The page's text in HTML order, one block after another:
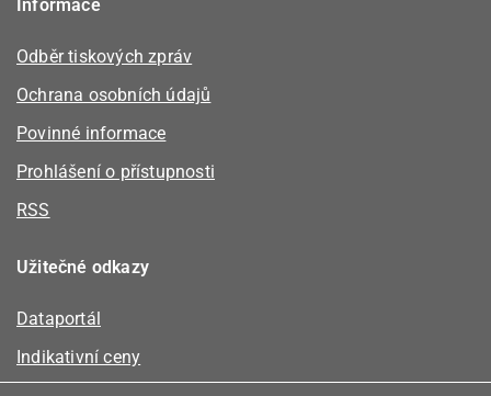
Informace
Odběr tiskových zpráv
Ochrana osobních údajů
Povinné informace
Prohlášení o přístupnosti
RSS
Užitečné odkazy
Dataportál
Indikativní ceny